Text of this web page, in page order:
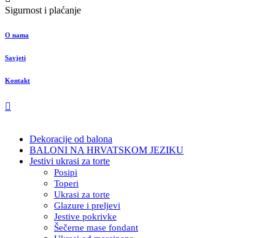
Sigurnost i plaćanje
O nama
Savjeti
Kontakt
Dekoracije od balona
BALONI NA HRVATSKOM JEZIKU
Jestivi ukrasi za torte
Posipi
Toperi
Ukrasi za torte
Glazure i preljevi
Jestive pokrivke
Šečerne mase fondant